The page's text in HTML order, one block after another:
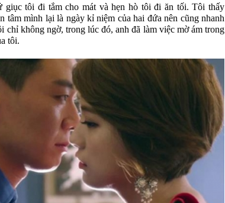
tôi đi tắm cho mát và hẹn hò tôi đi ăn tối. Tôi thấy
tâm mình lại là ngày kỉ niệm của hai đứa nên cũng nhanh
chỉ không ngờ, trong lúc đó, anh đã làm việc mờ ám trong
tôi.